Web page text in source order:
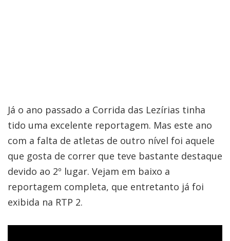
Já o ano passado a Corrida das Lezírias tinha
tido uma excelente reportagem. Mas este ano
com a falta de atletas de outro nível foi aquele
que gosta de correr que teve bastante destaque
devido ao 2º lugar. Vejam em baixo a
reportagem completa, que entretanto já foi
exibida na RTP 2.